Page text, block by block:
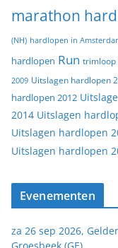
marathon
(NH) hardlopen in
hardlopen Run trimloop
2009 Uitslagen hardlopen
hardlopen 2012
2014 Uitslagen
Uitslagen hardlopen
Uitslagen hardlopen
Evenementen
za 26 sep 2026,